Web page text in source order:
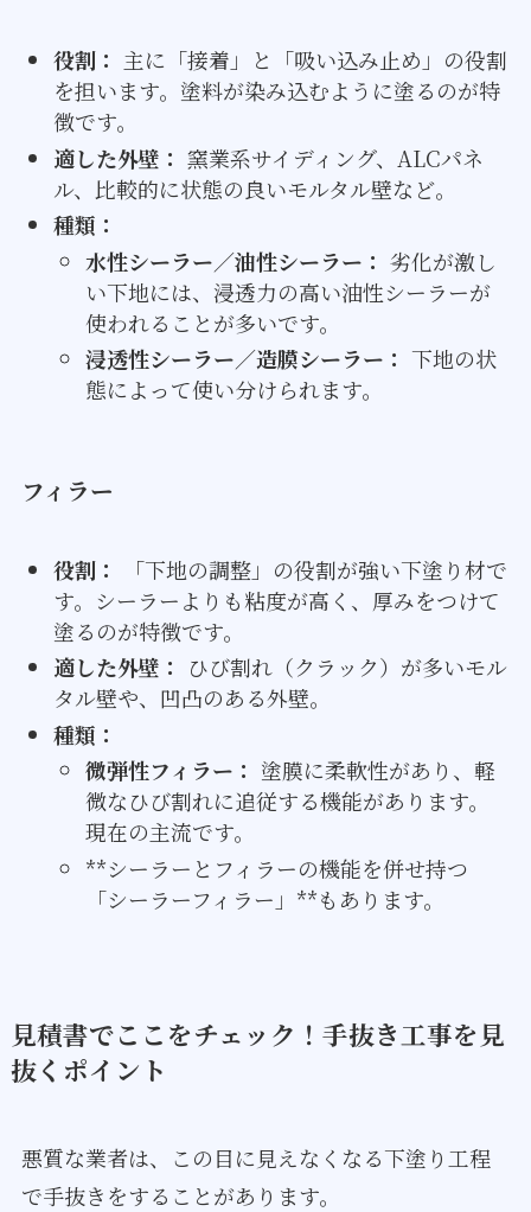
役割： 主に「接着」と「吸い込み止め」の役割
を担います。塗料が染み込むように塗るのが特
徴です。
適した外壁： 窯業系サイディング、ALCパネ
ル、比較的に状態の良いモルタル壁など。
種類：
水性シーラー／油性シーラー： 劣化が激し
い下地には、浸透力の高い油性シーラーが
使われることが多いです。
浸透性シーラー／造膜シーラー： 下地の状
態によって使い分けられます。
フィラー
役割：
「下地の調整」の役割が強い下塗り材で
す。シーラーよりも粘度が高く、厚みをつけて
塗るのが特徴です。
適した外壁：
ひび割れ（クラック）が多いモル
タル壁や、凹凸のある外壁。
種類：
微弾性フィラー： 塗膜に柔軟性があり、軽
微なひび割れに追従する機能があります。
現在の主流です。
**シーラーとフィラーの機能を併せ持つ
「シーラーフィラー」**もあります。
見積書でここをチェック！手抜き工事を見
抜くポイント
悪質な業者は、この目に見えなくなる下塗り工程
で手抜きをすることがあります。